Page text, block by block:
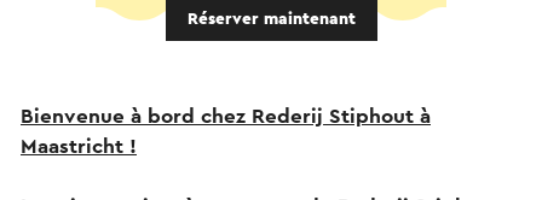
Réserver maintenant
Bienvenue à bord chez Rederij Stiphout à
Maastricht !